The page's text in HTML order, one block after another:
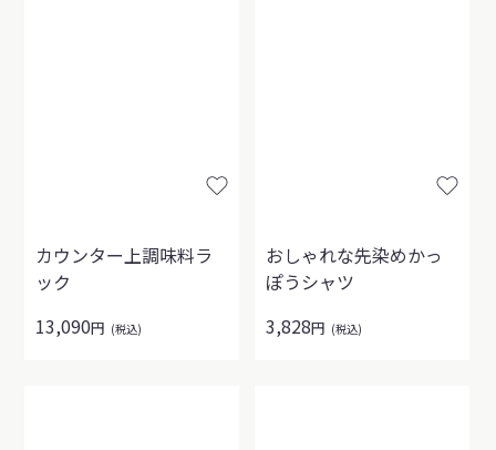
カウンター上調味料ラ
ック
13,090円 (税込)
おしゃれな先染めかっ
ぽうシャツ
3,828円 (税込)